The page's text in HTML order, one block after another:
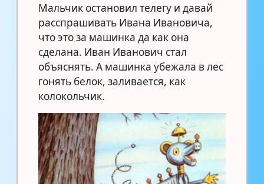
Мальчик остановил телегу и давай
расспрашивать Ивана Ивановича,
что это за машинка да как она
сделана. Иван Иванович стал
объяснять. А машинка убежала в лес
гонять белок, заливается, как
колокольчик.